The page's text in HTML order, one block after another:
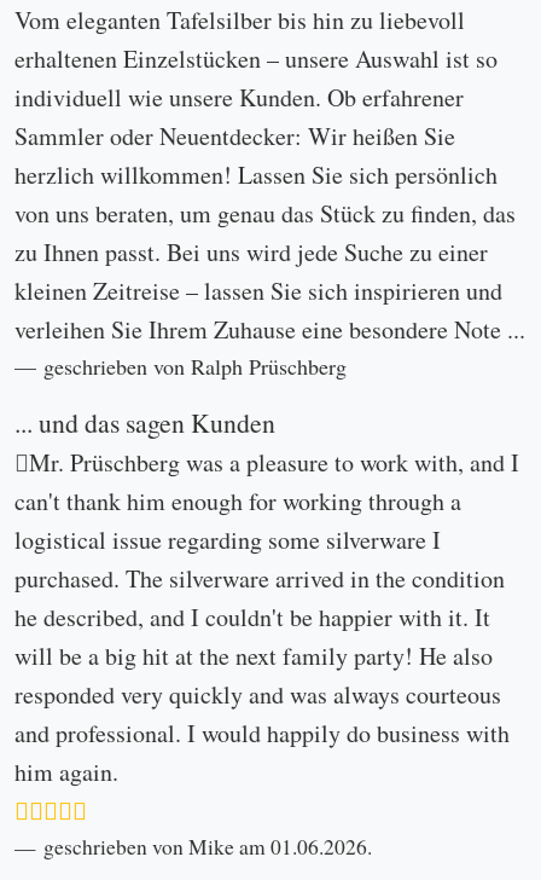
Vom eleganten Tafelsilber bis hin zu liebevoll
erhaltenen Einzelstücken – unsere Auswahl ist so
individuell wie unsere Kunden. Ob erfahrener
Sammler oder Neuentdecker: Wir heißen Sie
herzlich willkommen! Lassen Sie sich persönlich
von uns beraten, um genau das Stück zu finden, das
zu Ihnen passt. Bei uns wird jede Suche zu einer
kleinen Zeitreise – lassen Sie sich inspirieren und
verleihen Sie Ihrem Zuhause eine besondere Note ...
geschrieben von Ralph Prüschberg
... und das sagen Kunden
Mr. Prüschberg was a pleasure to work with, and I
can't thank him enough for working through a
logistical issue regarding some silverware I
purchased. The silverware arrived in the condition
he described, and I couldn't be happier with it. It
will be a big hit at the next family party! He also
responded very quickly and was always courteous
and professional. I would happily do business with
him again.
geschrieben von Mike am 01.06.2026.